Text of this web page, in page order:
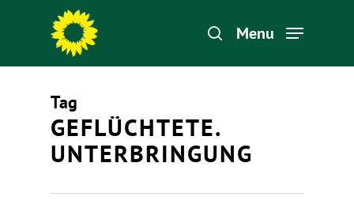
Hit enter to search or ESC to close
Menu
Tag
GEFLÜCHTETE.
UNTERBRINGUNG